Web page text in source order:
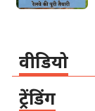
वीडियो
ट्रेंडिंग